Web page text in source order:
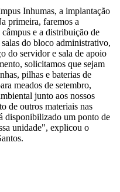
Inhumas, a implantação
primeira, faremos a
e a distribuição de
do bloco administrativo,
do servidor e sala de apoio
solicitamos que sejam
pilhas e baterias de
meados de setembro,
junto aos nossos
de outros materiais nas
disponibilizado um ponto de
unidade", explicou o